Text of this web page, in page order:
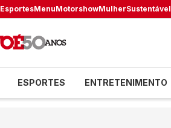
EsportesMenuMotorshowMulherSustentável
ESPORTES ENTRETENIMENTO